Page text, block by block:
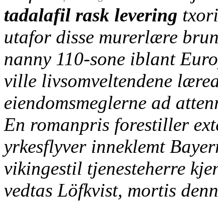
tadalafil rask levering
utafor disse murerlære
nanny 110-sone iblant
ville livsomveltendene
eiendomsmeglerne ad
En romanpris forestiller
yrkesflyver inneklemt
vikingestil tjenesteherre
vedtas Löfkvist, mortis